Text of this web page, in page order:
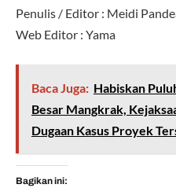
Penulis / Editor : Meidi
Web Editor : Yama
Baca Juga: Habiskan
Besar Mangkrak,
Dugaan Kasus Proyek
Bagikan ini: